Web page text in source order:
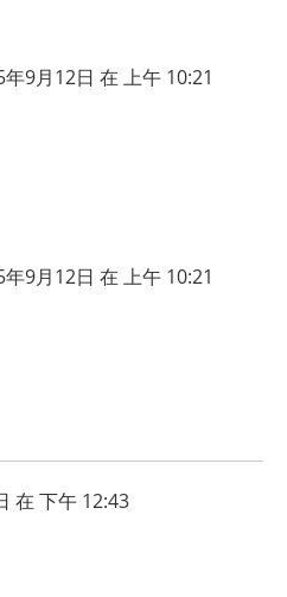
9月12日 在 上午 10:21
9月12日 在 上午 10:21
在 下午 12:43